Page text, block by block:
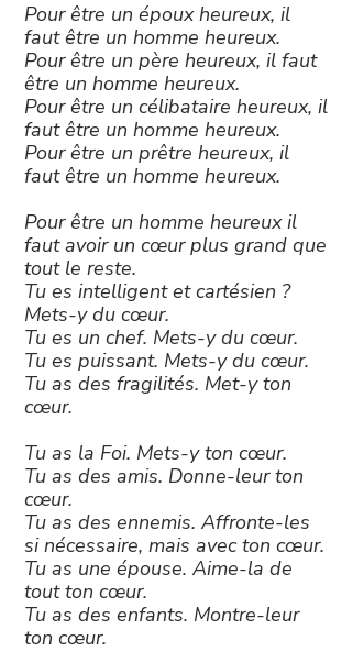
Pour être un époux heureux, il
faut être un homme heureux.
Pour être un père heureux, il faut
être un homme heureux.
Pour être un célibataire heureux, il
faut être un homme heureux.
Pour être un prêtre heureux, il
faut être un homme heureux.
Pour être un homme heureux il
faut avoir un cœur plus grand que
tout le reste.
Tu es intelligent et cartésien ?
Mets-y du cœur.
Tu es un chef. Mets-y du cœur.
Tu es puissant. Mets-y du cœur.
Tu as des fragilités. Met-y ton
cœur.
Tu as la Foi. Mets-y ton cœur.
Tu as des amis. Donne-leur ton
cœur.
Tu as des ennemis. Affronte-les
si nécessaire, mais avec ton cœur.
Tu as une épouse. Aime-la de
tout ton cœur.
Tu as des enfants. Montre-leur
ton cœur.